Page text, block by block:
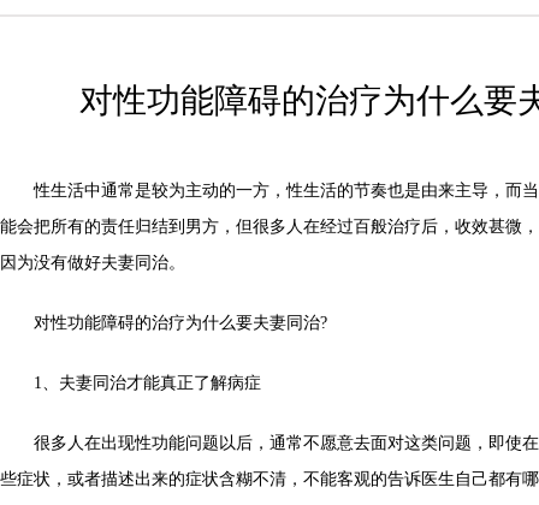
对性功能障碍的治疗为什么要
性生活中通常是较为主动的一方，性生活的节奏也是由来主导，而
能会把所有的责任归结到男方，但很多人在经过百般治疗后，收效甚微
因为没有做好夫妻同治。
对性功能障碍的治疗为什么要夫妻同治?
1、夫妻同治才能真正了解病症
很多人在出现性功能问题以后，通常不愿意去面对这类问题，即使
些症状，或者描述出来的症状含糊不清，不能客观的告诉医生自己都有